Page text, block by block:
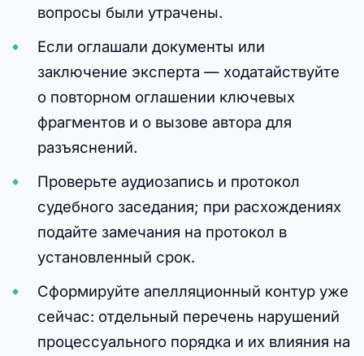
вопросы были утрачены.
Если оглашали документы или
заключение эксперта — ходатайствуйте
о повторном оглашении ключевых
фрагментов и о вызове автора для
разъяснений.
Проверьте аудиозапись и протокол
судебного заседания; при расхождениях
подайте замечания на протокол в
установленный срок.
Сформируйте апелляционный контур уже
сейчас: отдельный перечень нарушений
процессуального порядка и их влияния на